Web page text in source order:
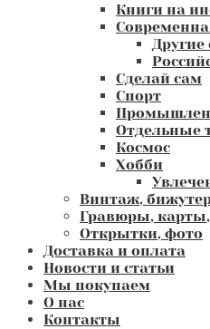
Книги на
Другие
Сделай сам
Спорт
Отдельные
Космос
Хобби
Винтаж,
Гравюры,
Открытки, фото
Доставка и оплата
Новости и статьи
Мы покупаем
О нас
Контакты